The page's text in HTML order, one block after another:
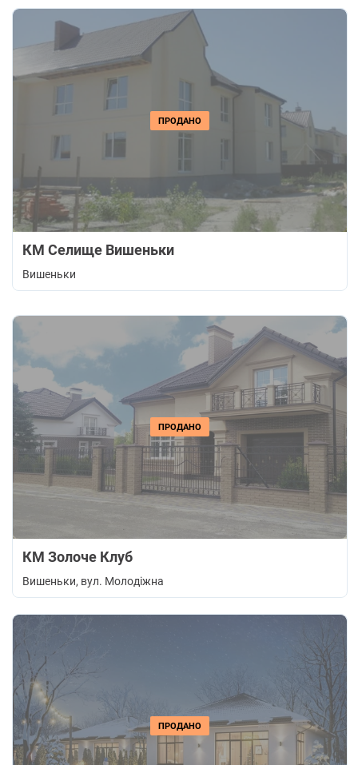
ПРОДАНО
КМ Селище Вишеньки
Вишеньки
ПРОДАНО
КМ Золоче Клуб
Вишеньки, вул. Молодіжна
ПРОДАНО